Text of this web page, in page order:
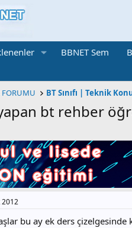
BBNET Sem
FORUMU
bt rehber
2012
bu ay ek ders çizelgesinde